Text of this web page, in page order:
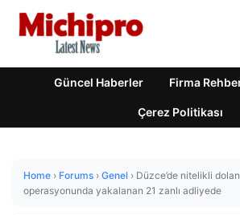
Güncel Haberler Firma
Çerez Politikası
Home › Forums › Genel › Düzce’de nitelikli
operasyonunda yakalanan 21 zanlı adliyede